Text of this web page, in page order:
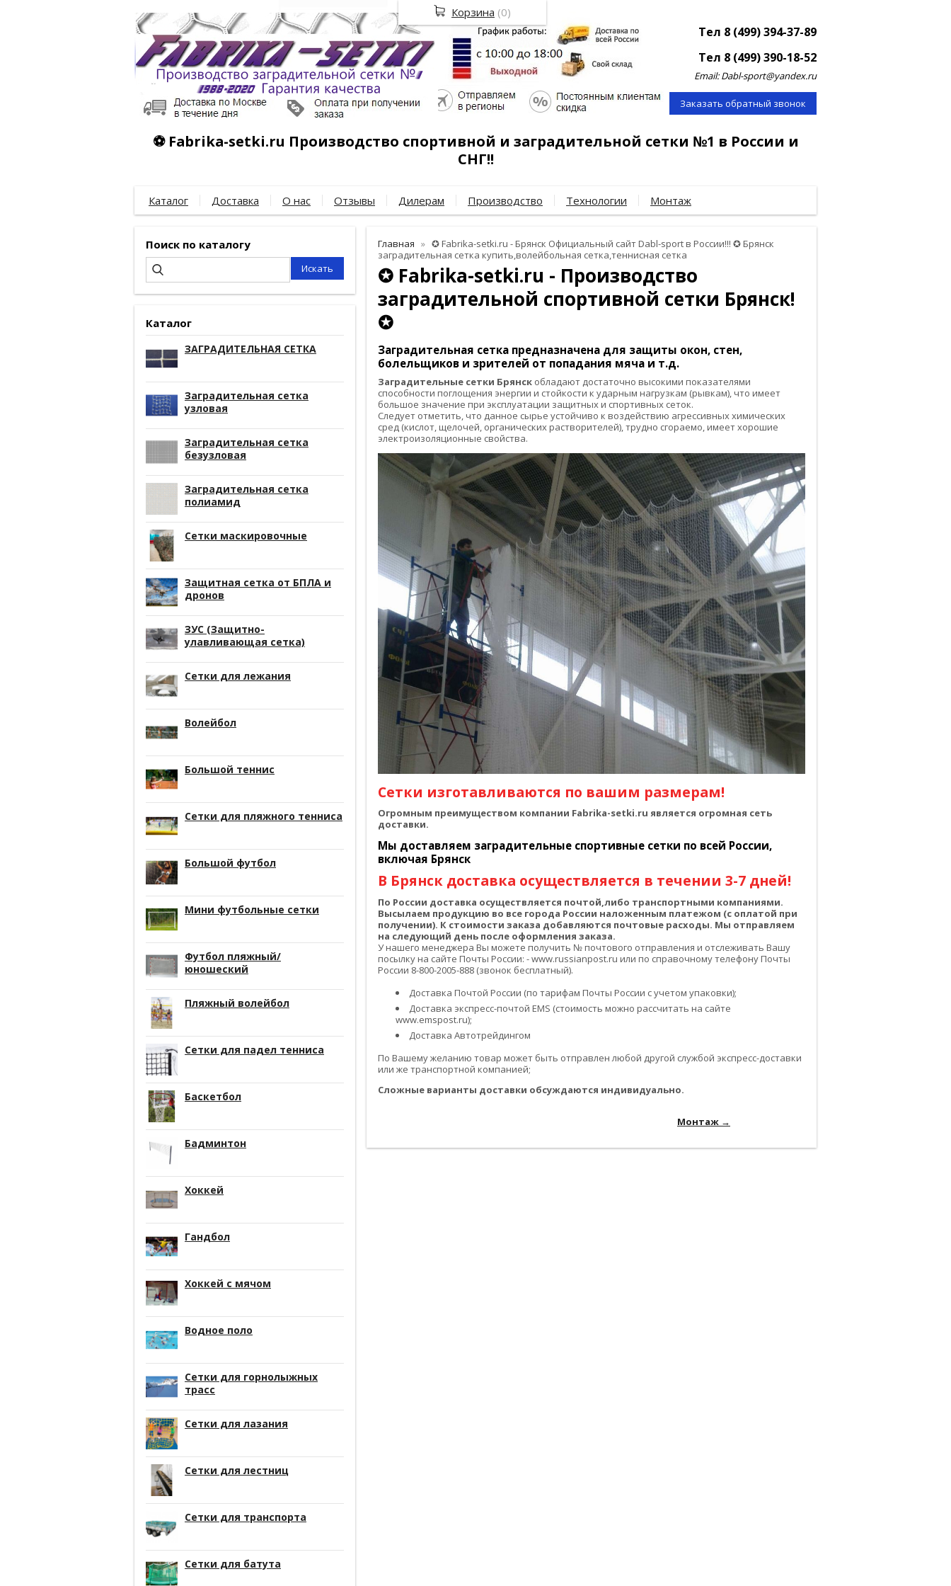
Тел 8 (499) 394-37-89
Тел 8 (499) 390-18-52
Email: Dabl-sport@yandex.ru
Заказать обратный звонок
⚽ Fabrika-setki.ru Производство спортивной и заградительной сетки №1 в России и
СНГ!!
Каталог Доставка О нас Отзывы Дилерам Производство Технологии Монтаж
Поиск по каталогу
Каталог
ЗАГРАДИТЕЛЬНАЯ СЕТКА
Заградительная сетка
узловая
Заградительная сетка
безузловая
Заградительная сетка
полиамид
Сетки маскировочные
Защитная сетка от БПЛА и
дронов
ЗУС (Защитно-
улавливающая сетка)
Сетки для лежания
Волейбол
Большой теннис
Сетки для пляжного тенниса
Большой футбол
Мини футбольные сетки
Футбол пляжный/
юношеский
Пляжный волейбол
Сетки для падел тенниса
Баскетбол
Бадминтон
Хоккей
Гандбол
Хоккей с мячом
Водное поло
Сетки для горнолыжных
трасс
Сетки для лазания
Сетки для лестниц
Сетки для транспорта
Сетки для батута
Главная
✪ Fabrika-setki.ru - Брянск Официальный сайт Dabl-sport в России!!! ✪ Брянск
заградительная сетка купить,волейбольная сетка,теннисная сетка
✪ Fabrika-setki.ru - Производство
заградительной спортивной сетки Брянск!
✪
Заградительная сетка предназначена для защиты окон, стен,
болельщиков и зрителей от попадания мяча и т.д.
Заградительные сетки Брянск обладают достаточно высокими показателями
способности поглощения энергии и стойкости к ударным нагрузкам (рывкам), что имеет
большое значение при эксплуатации защитных и спортивных сеток.
Следует отметить, что данное сырье устойчиво к воздействию агрессивных химических
сред (кислот, щелочей, органических растворителей), трудно сгораемо, имеет хорошие
электроизоляционные свойства.
Сетки изготавливаются по вашим размерам!
Огромным преимуществом компании Fabrika-setki.ru является огромная сеть
доставки.
Мы доставляем заградительные спортивные сетки по всей России,
включая Брянск
В Брянск доставка осуществляется в течении 3-7 дней!
По России доставка осуществляется почтой,либо транспортными компаниями.
Высылаем продукцию во все города России наложенным платежом (с оплатой при
получении). К стоимости заказа добавляются почтовые расходы. Мы отправляем
на следующий день после оформления заказа.
У нашего менеджера Вы можете получить № почтового отправления и отслеживать Вашу
посылку на сайте Почты России: - www.russianpost.ru или по справочному телефону Почты
России 8-800-2005-888 (звонок бесплатный).
Доставка Почтой России (по тарифам Почты России с учетом упаковки);
Доставка экспресс-почтой EMS (стоимость можно рассчитать на сайте
www.emspost.ru);
Доставка Автотрейдингом
По Вашему желанию товар может быть отправлен любой другой службой экспресс-доставки
или же транспортной компанией;
Сложные варианты доставки обсуждаются индивидуально.
Монтаж →
Корзина (0)